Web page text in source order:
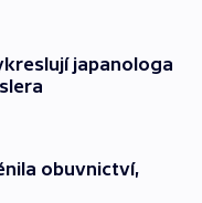
japanologa
obuvnictví,